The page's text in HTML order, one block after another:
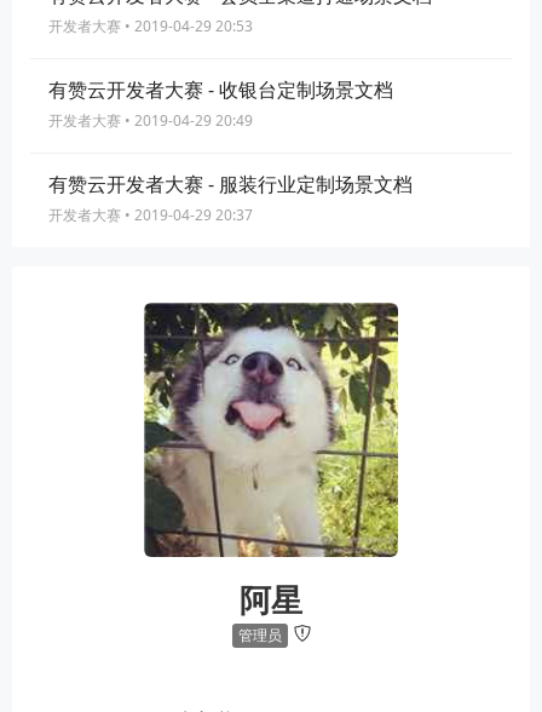
开发者大赛 • 2019-04-29 20:53
有赞云开发者大赛 - 收银台定制场景文档
开发者大赛 • 2019-04-29 20:49
有赞云开发者大赛 - 服装行业定制场景文档
开发者大赛 • 2019-04-29 20:37
阿星
管理员